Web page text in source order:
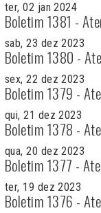
ter, 02 jan 2024
Boletim 1381 -
sab, 23 dez 2023
Boletim 1380 -
sex, 22 dez 2023
Boletim 1379 -
qui, 21 dez 2023
Boletim 1378 -
qua, 20 dez 2023
Boletim 1377 -
ter, 19 dez 2023
Boletim 1376 -